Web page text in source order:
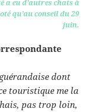
a eu d’autres chats à
qu’au conseil du 29
juin.
dont
touristique me la
pas trop loin,